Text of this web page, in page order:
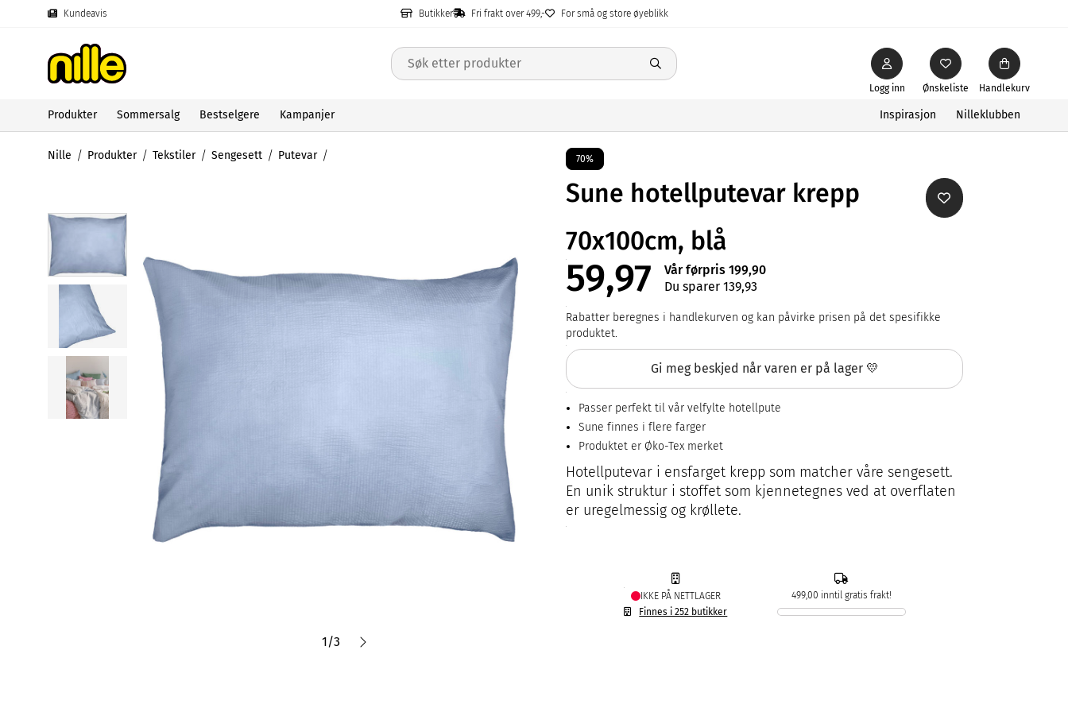
Kundeavis Butikker Fri frakt over 499,- For små og store øyeblikk
Ønskeliste
Logg inn Handlekurv
Produkter Sommersalg Bestselgere Kampanjer Inspirasjon Nilleklubben
Nille Produkter Tekstiler Sengesett Putevar
1/3
70%
Sune hotellputevar krepp
70x100cm, blå
59,97
Vår førpris 199,90
Du sparer 139,93
Rabatter beregnes i handlekurven og kan påvirke prisen på det spesifikke
produktet.
Gi meg beskjed når varen er på lager 💛
Passer perfekt til vår velfylte hotellpute
Sune finnes i flere farger
Produktet er Øko-Tex merket
Hotellputevar i ensfarget krepp som matcher våre sengesett.
En unik struktur i stoffet som kjennetegnes ved at overflaten
er uregelmessig og krøllete.
IKKE PÅ NETTLAGER
Finnes i 252 butikker
499,00 inntil gratis frakt!